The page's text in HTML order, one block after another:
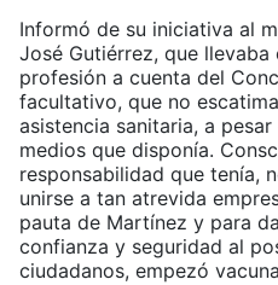
Informó de su iniciativa al
José Gutiérrez, que
profesión a cuenta del
facultativo, que no
asistencia sanitaria, a
medios que disponía.
responsabilidad que tenía,
unirse a tan atrevida
pauta de Martínez y para
confianza y seguridad al
ciudadanos, empezó